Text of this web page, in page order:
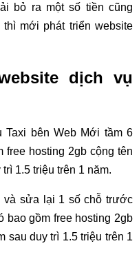
bỏ ra một số tiền cũng
mới phát triển website
dịch vụ
Taxi bên Web Mới tầm 6
free hosting 2gb cộng tên
1.5 triệu trên 1 năm.
và sửa lại 1 số chỗ trước
bao gồm free hosting 2gb
sau duy trì 1.5 triệu trên 1